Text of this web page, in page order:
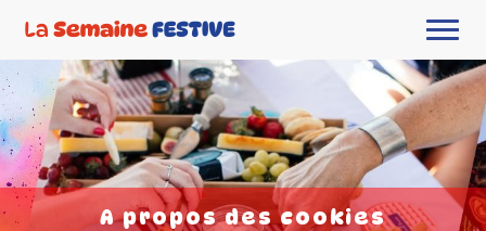
A propos des cookies